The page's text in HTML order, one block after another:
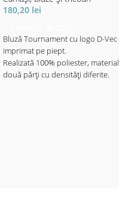
180,20 lei
Bluză Tournament cu logo D-Vec
imprimat pe piept.
Realizată 100% poliester, material
două părți cu densități diferite.